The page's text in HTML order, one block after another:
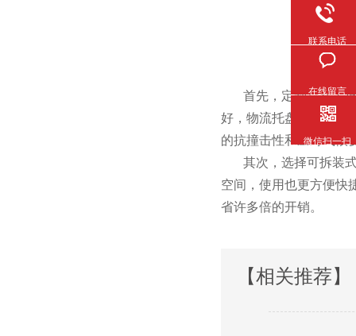
首先，定制是在大
好，物流托盘的集装
的抗撞击性和应对气候
其次，选择可拆装
空间，使用也更方便
省许多倍的开销。
【相关推荐】
联系电话
在线留言
微信扫一扫